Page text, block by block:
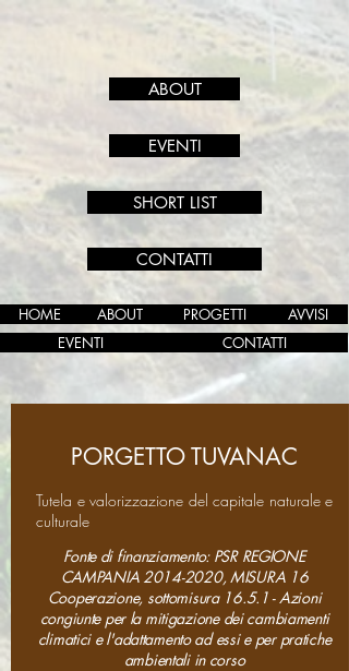
ABOUT
EVENTI
SHORT LIST
CONTATTI
HOME ABOUT PROGETTI
AVVISI
EVENTI
CONTATTI
PORGETTO TUVANAC
Tutela e valorizzazione del capitale naturale e
culturale
Fonte di finanziamento: PSR REGIONE
CAMPANIA 2014-2020, MISURA 16
Cooperazione, sottomisura 16.5.1 - Azioni
congiunte per la mitigazione dei cambiamenti
climatici e l'adattamento ad essi e per pratiche
ambientali in corso